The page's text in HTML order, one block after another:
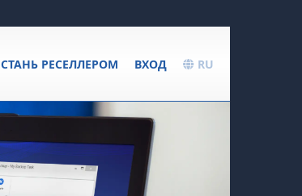
RU
ВХОД
СТАНЬ РЕСЕЛЛЕРОМ